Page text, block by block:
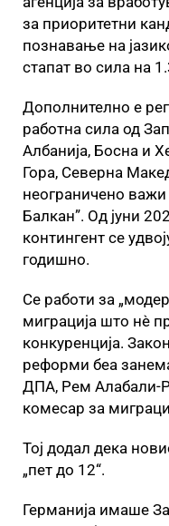
за приоритетни
познавање на
стапат во сила на
Дополнително е
работна сила од
Албанија, Босна и
Гора, Северна
неограничено важи
Балкан”. Од јуни
контингент се
годишно.
Се работи за
миграција што нè
конкуренција.
реформи беа
ДПА, Рем Алабали-
комесар за
Тој додал дека
„пет до 12“.
Германија имаше